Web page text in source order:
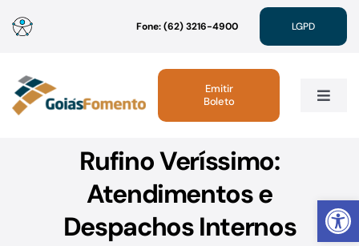
Abrir
para
conteúdo
Fone: (62) 3216-4900 LGPD
Toggle
Institucional
Linhas de Crédito
Emitir
Boleto
Rufino Veríssimo:
Atendimentos e
Despachos Internos